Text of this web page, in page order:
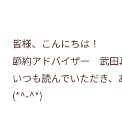
皆様、こんにちは！
節約アドバイザー 武田
いつも読んでいただき
(*^-^*)